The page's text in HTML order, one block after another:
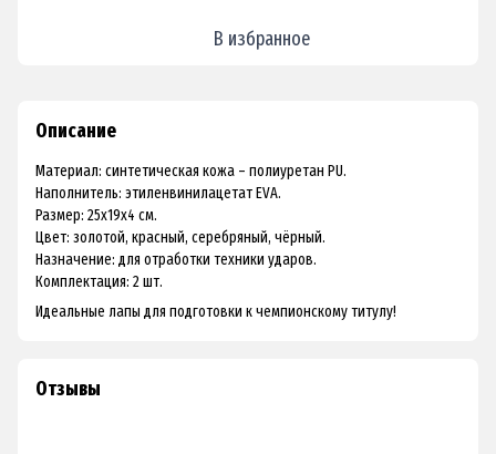
В избранное
Описание
Материал: синтетическая кожа – полиуретан PU.
Наполнитель: этиленвинилацетат EVA.
Размер: 25x19x4 см.
Цвет: золотой, красный, серебряный, чёрный.
Назначение: для отработки техники ударов.
Комплектация: 2 шт.
Идеальные лапы для подготовки к чемпионскому титулу!
Отзывы